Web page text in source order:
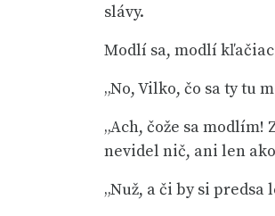
slávy.
Modlí sa, modlí
„No, Vilko, čo sa ty tu
„Ach, čože sa modlím!
nevidel nič, ani len ako
„Nuž, a či by si